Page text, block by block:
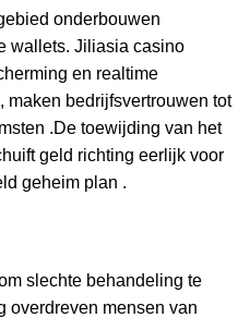
onderbouwen
wallets. Jiliasia casino
en realtime
maken bedrijfsvertrouwen tot
.De toewijding van het
geld richting eerlijk voor
geheim plan .
slechte behandeling te
overdreven mensen van